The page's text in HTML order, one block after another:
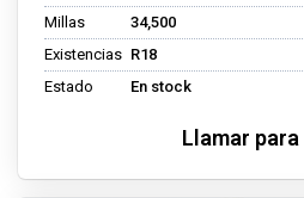
Millas
34,500
Existencias R18
Estado
En stock
Llamar